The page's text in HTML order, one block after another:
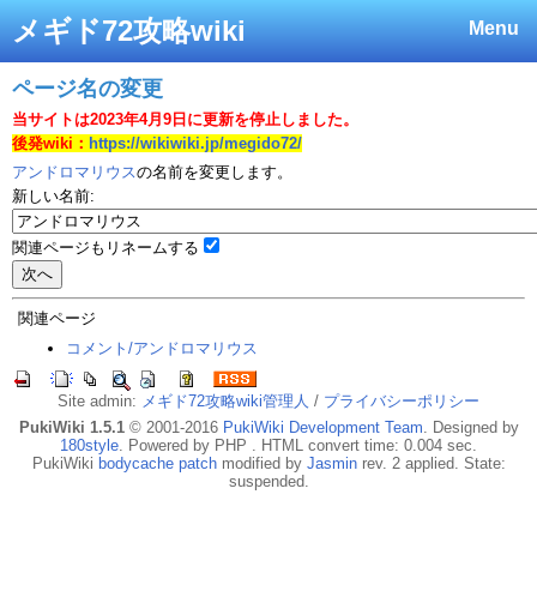
Menu
メギド72攻略wiki
ページ名の変更
当サイトは2023年4月9日に更新を停止しました。
後発wiki： https://wikiwiki.jp/megido72/
アンドロマリウスの名前を変更します。
新しい名前:
関連ページもリネームする
関連ページ
コメント/アンドロマリウス
Site admin: メギド72攻略wiki管理人 / プライバシーポリシー
PukiWiki 1.5.1© 2001-2016 PukiWiki Development Team. Designed by
180style. Powered by PHP . HTML convert time: 0.004 sec.
PukiWiki bodycache patchmodified by Jasminrev. 2 applied. State:
suspended.